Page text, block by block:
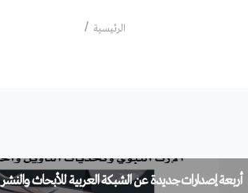
الرئيسية
أربعة إصدارات جديدة عن الشبكة العربية للأبحاث والنشر